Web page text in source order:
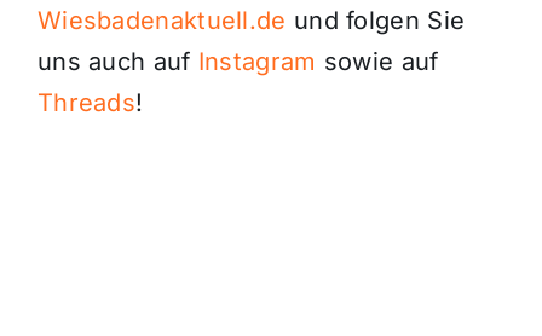
Wiesbadenaktuell.de und folgen Sie
uns auch auf Instagram sowie auf
Threads!